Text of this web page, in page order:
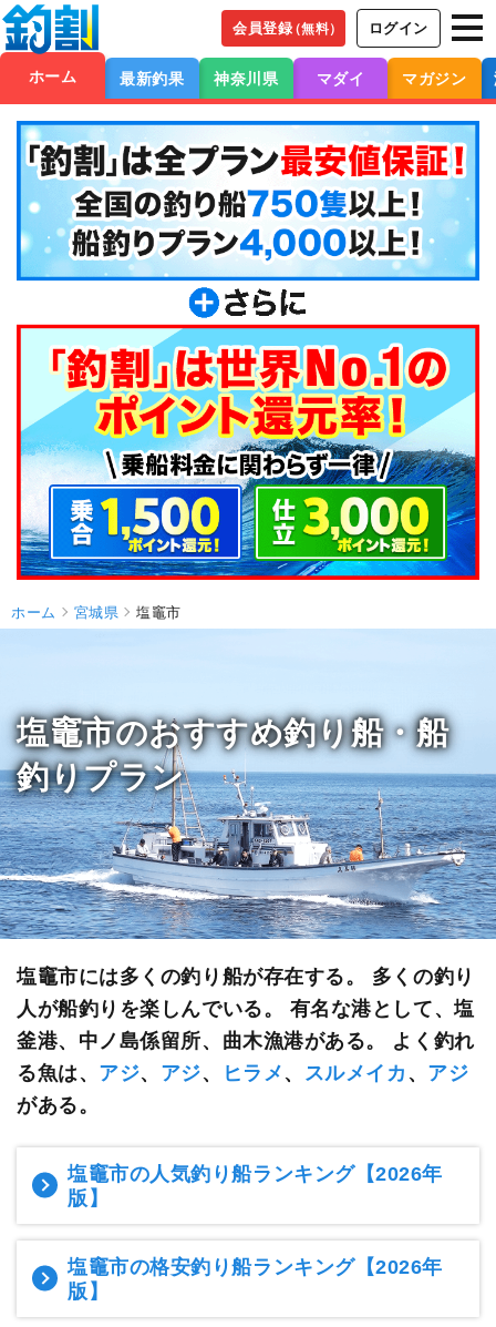
会員登録（無料） ログイン
ホーム 最新釣果 神奈川県 マダイ マガジン
ホーム 宮城県 塩竈市
塩竈市のおすすめ釣り船・船
釣りプラン
塩竈市には多くの釣り船が存在する。 多くの釣り
人が船釣りを楽しんでいる。 有名な港として、塩
釜港、中ノ島係留所、曲木漁港がある。 よく釣れ
る魚は、 アジ、 アジ、 ヒラメ、 スルメイカ 、 アジ
がある。
塩竈市の人気釣り船ランキング【2026年
版】
塩竈市の格安釣り船ランキング【2026年
版】